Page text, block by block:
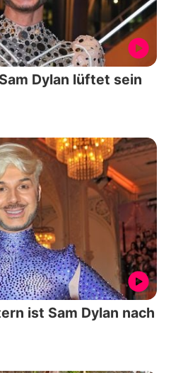
Dylan lüftet sein
ist Sam Dylan nach